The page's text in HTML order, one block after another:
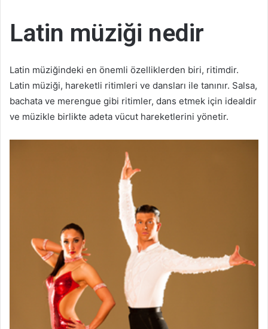
Latin müziği nedir
Latin müziğindeki en önemli özelliklerden biri, ritimdir.
Latin müziği, hareketli ritimleri ve dansları ile tanınır. Salsa,
bachata ve merengue gibi ritimler, dans etmek için idealdir
ve müzikle birlikte adeta vücut hareketlerini yönetir.